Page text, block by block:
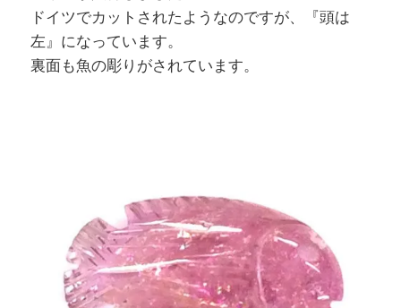
ドイツでカットされたようなのですが、『頭は
左』になっています。
裏面も魚の彫りがされています。